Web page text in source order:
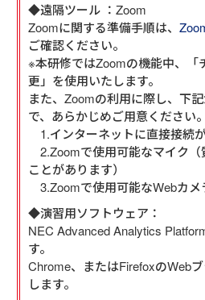
◆遠隔ツール ：Zoom
Zoomに関する準備手順は、
ご確認ください。
※本研修ではZoomの機能中、「
更」を使用いたします。
また、Zoomの利用に際し、下
で、あらかじめご用意ください。
1.インターネットに直接接続
2.Zoomで使用可能なマイク（
ことがあります）
3.Zoomで使用可能なWebカ
◆演習用ソフトウェア：
NEC Advanced Analytics
す。
Chrome、またはFirefoxのWeb
します。